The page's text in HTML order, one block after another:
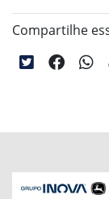
Compartilhe